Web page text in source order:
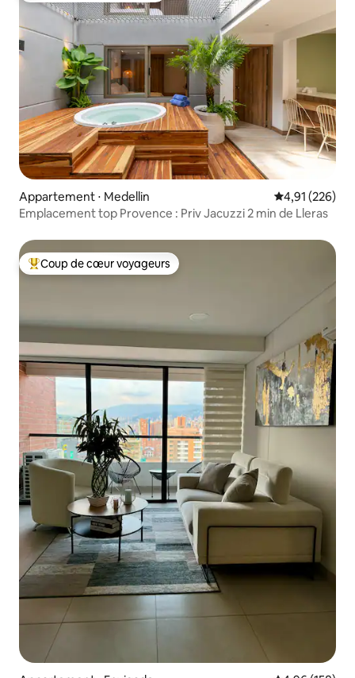
Appartement ⋅ Medellin Évaluation
4,91 (226)
Emplacement top Provence : Priv Jacuzzi 2 min de Lleras
Coups de cœur voyageurs les plus appréciés
Coup de cœur voyageurs